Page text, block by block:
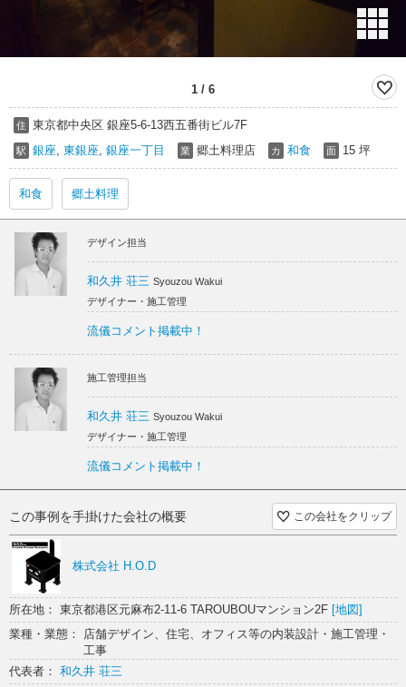
1 / 6
住 東京都中央区 銀座5-6-13西五番街ビル7F
駅 銀座 東銀座 銀座一丁目 業 郷土料理店 カ 和食 面 15 坪
和食 郷土料理
デザイン担当
和久井 荘三 Syouzou Wakui
デザイナー・施工管理
流儀コメント掲載中！
施工管理担当
和久井 荘三 Syouzou Wakui
デザイナー・施工管理
流儀コメント掲載中！
この事例を手掛けた会社の概要 この会社をクリップ
株式会社 H.O.D
所在地： 東京都港区元麻布2-11-6 TAROUBOUマンション2F [地図]
業種・業態： 店舗デザイン、住宅、オフィス等の内装設計・施工管理・
工事
代表者： 和久井 荘三